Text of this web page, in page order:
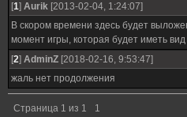
[1] Aurik [2013-02-04, 1:24:07]
В скором времени здесь будет
момент игры, которая будет иметь
[2] AdminZ [2018-02-16, 9:53:47]
жаль нет продолжения
Страница 1 из 1 1